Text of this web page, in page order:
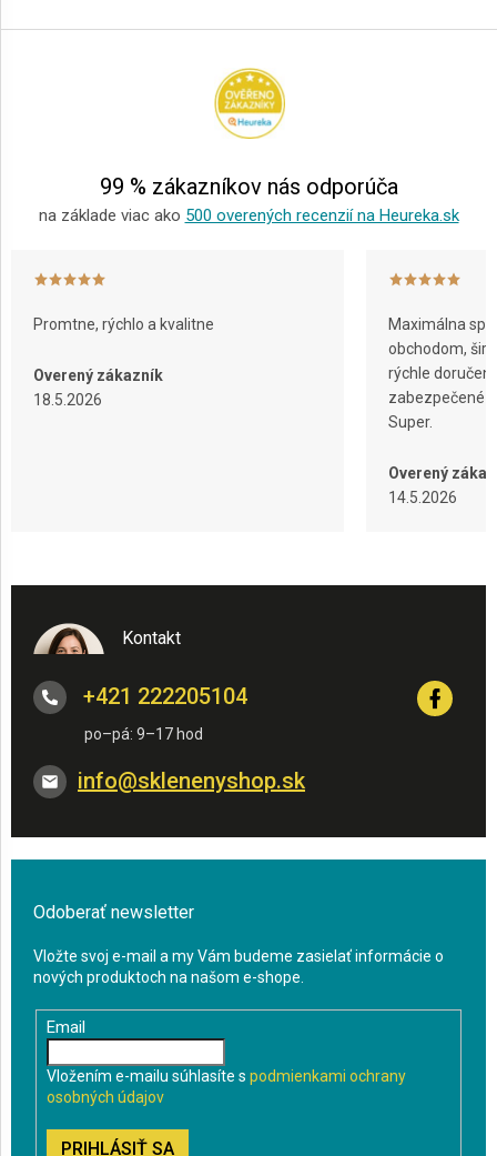
á
99 % zákazníkov nás odporúča
na základe viac ako 500 overených recenzií na Heureka.sk
Promtne, rýchlo a kvalitne
Overený zákazník
18.5.2026
Maximálna
obchodom,
rýchle
zabezpečené
Super.
Overený
14.5.2026
Kontakt
info@sklenenyshop.sk
+421 222205104
Odoberať newsletter
Vložte svoj e-mail a my Vám budeme zasielať informácie o
nových produktoch na našom e-shope.
Email
Vložením e-mailu súhlasíte s podmienkami ochrany
osobných údajov
PRIHLÁSIŤ SA